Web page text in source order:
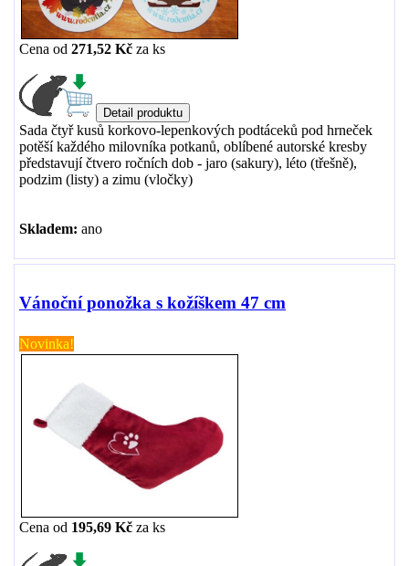
Cena od 271,52 Kč za ks
Sada čtyř kusů korkovo-lepenkových podtáceků pod hrneček
potěší každého milovníka potkanů, oblíbené autorské kresby
představují čtvero ročních dob - jaro (sakury), léto (třešně),
podzim (listy) a zimu (vločky)
Skladem: ano
Vánoční ponožka s kožíškem 47 cm
Novinka!
Cena od 195,69 Kč za ks